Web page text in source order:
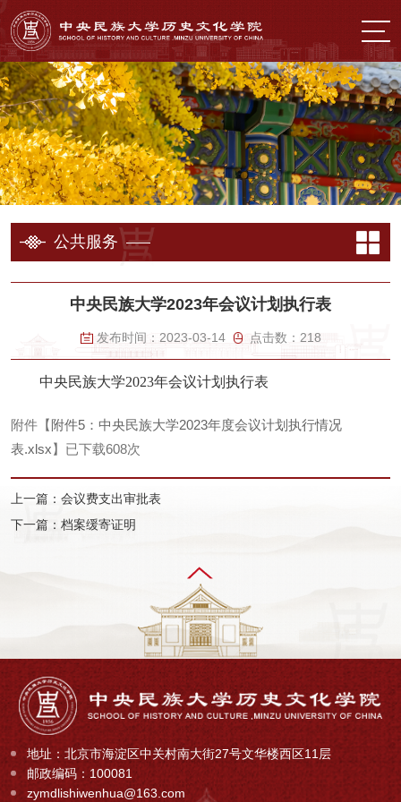
公共服务
中央民族大学2023年会议计划执行表
发布时间： 2023-03-14 点击数： 218
中央民族大学2023年会议计划执行表
附件【附件5：中央民族大学2023年度会议计划执行情况
表.xlsx】已下载608次
上一篇：会议费支出审批表
下一篇：档案缓寄证明
地址：北京市海淀区中关村南大街27号文华楼西区11层
邮政编码：100081
zymdlishiwenhua@163.com